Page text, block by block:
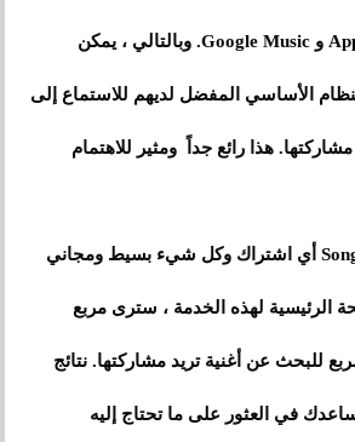
و Deezer و Apple Music و Google Music. وبالتالي ، يمكن
الأساسي المفضل لديهم للاستماع إلى
هذا رائع جداً ومثير للاهتمام
كما أنه لا تتطلب Songlink أي اشتراك وكل شيء بسيط ومجاني
الرئيسية لهذه الخدمة ، سترى مربع
للبحث عن أغنية تريد مشاركتها. نتائج
في العثور على ما تحتاج إليه